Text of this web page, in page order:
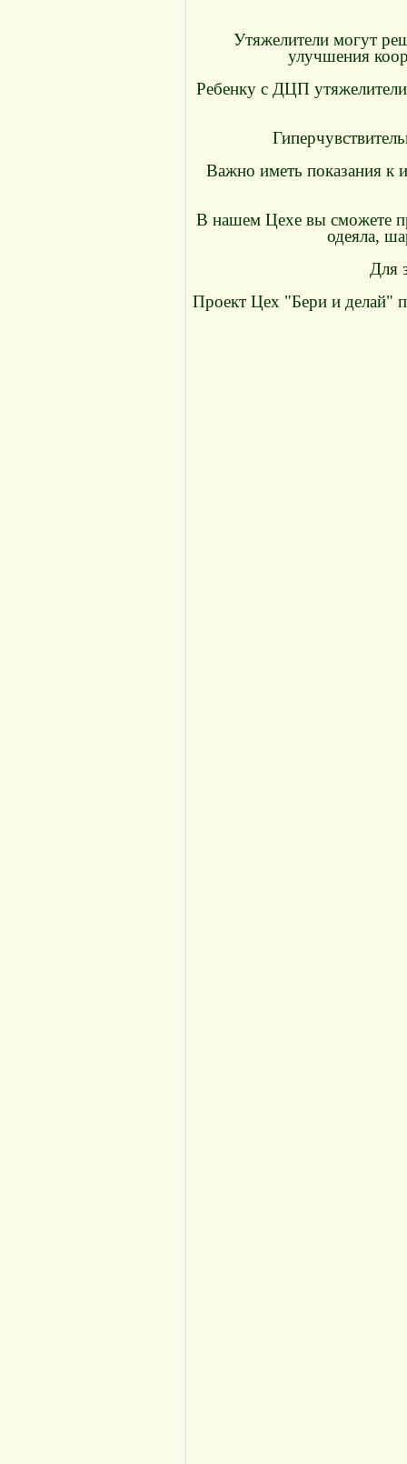
Утяжелители могут
улучшения
Ребенку с ДЦП
Важно иметь показания к
В нашем Цехе вы сможете
одеяла,
Для
Проект Цех "Бери и делай"